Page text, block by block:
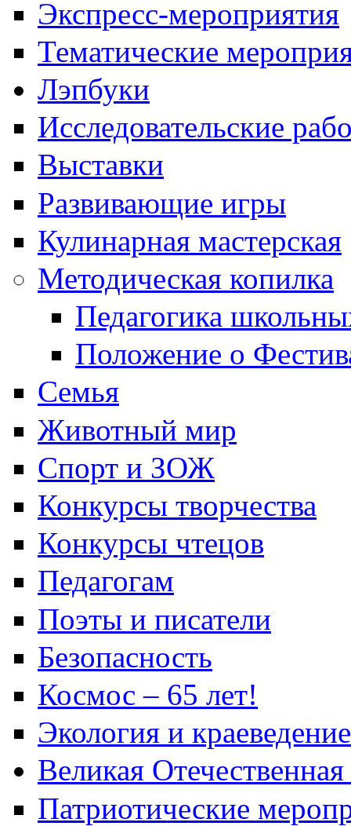
Экспресс-мероприятия
Тематические
Лэпбуки
Исследовательские
Выставки
Развивающие игры
Кулинарная мастерская
Методическая копилка
Педагогика
Положение о
Семья
Животный мир
Спорт и ЗОЖ
Конкурсы творчества
Конкурсы чтецов
Педагогам
Поэты и писатели
Безопасность
Космос – 65 лет!
Экология и краеведение
Великая
Патриотические